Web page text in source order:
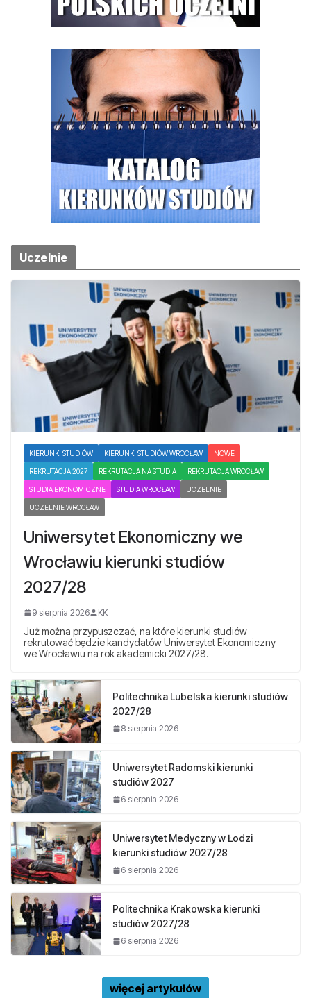
Uczelnie
KIERUNKI STUDIÓW KIERUNKI STUDIÓW WROCŁAW NOWE
REKRUTACJA 2027 REKRUTACJA NA STUDIA REKRUTACJA WROCŁAW
STUDIA EKONOMICZNE STUDIA WROCŁAW UCZELNIE
UCZELNIE WROCŁAW
Uniwersytet Ekonomiczny we
Wrocławiu kierunki studiów
2027/28
9 sierpnia 2026 KK
Już można przypuszczać, na które kierunki studiów
rekrutować będzie kandydatów Uniwersytet Ekonomiczny
we Wrocławiu na rok akademicki 2027/28.
Politechnika Lubelska kierunki studiów
2027/28
8 sierpnia 2026
Uniwersytet Radomski kierunki
studiów 2027
6 sierpnia 2026
Uniwersytet Medyczny w Łodzi
kierunki studiów 2027/28
6 sierpnia 2026
Politechnika Krakowska kierunki
studiów 2027/28
6 sierpnia 2026
więcej artykułów